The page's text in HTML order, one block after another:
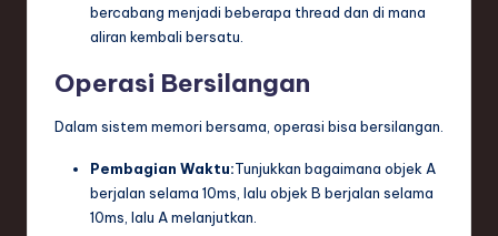
bercabang menjadi beberapa thread dan di mana
aliran kembali bersatu.
Operasi Bersilangan
Dalam sistem memori bersama, operasi bisa bersilangan.
Pembagian Waktu:Tunjukkan bagaimana objek A
berjalan selama 10ms, lalu objek B berjalan selama
10ms, lalu A melanjutkan.